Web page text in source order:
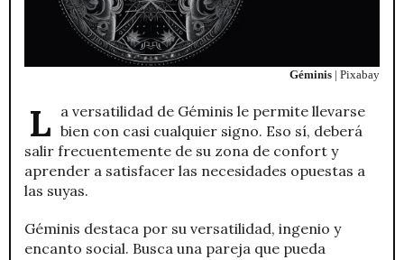
Géminis | Pixabay
la versatilidad de Géminis le permite llevarse bien con casi cualquier signo. Eso sí, deberá
salir frecuentemente de su zona de confort y
aprender a satisfacer las necesidades opuestas a
las suyas.
Géminis destaca por su versatilidad, ingenio y
encanto social. Busca una pareja que pueda